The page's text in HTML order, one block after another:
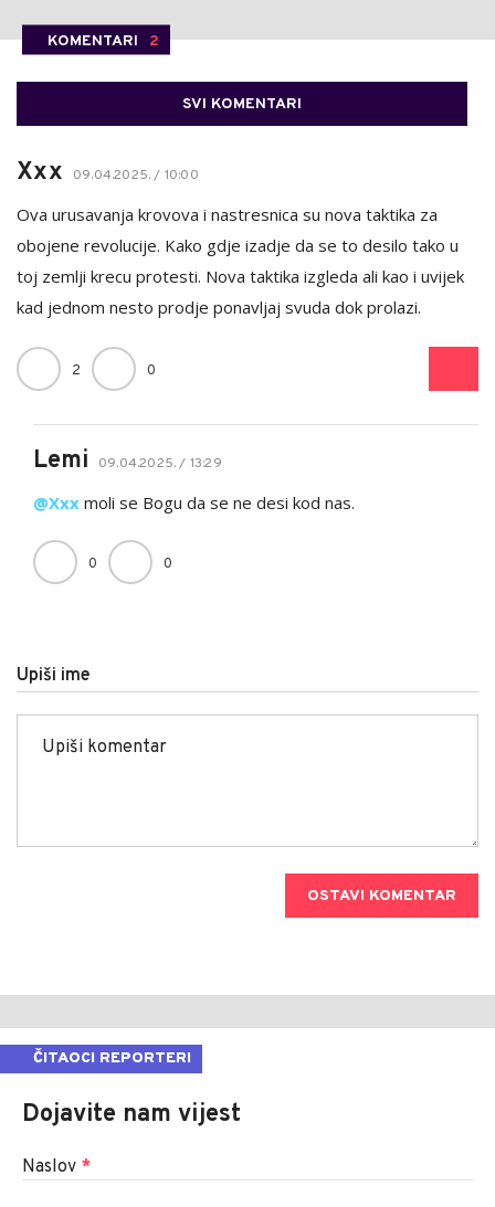
KOMENTARI 2
SVI KOMENTARI
Xxx 09.04.2025. / 10:00
Ova urusavanja krovova i nastresnica su nova taktika za
obojene revolucije. Kako gdje izadje da se to desilo tako u
toj zemlji krecu protesti. Nova taktika izgleda ali kao i uvijek
kad jednom nesto prodje ponavljaj svuda dok prolazi.
2 0
Lemi 09.04.2025. / 13:29
@Xxx moli se Bogu da se ne desi kod nas.
0 0
Upiši ime
OSTAVI KOMENTAR
ČITAOCI REPORTERI
Dojavite nam vijest
Naslov *